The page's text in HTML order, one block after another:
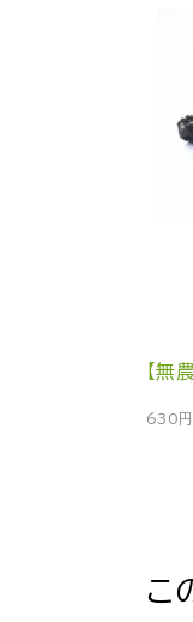
【無
630
こ